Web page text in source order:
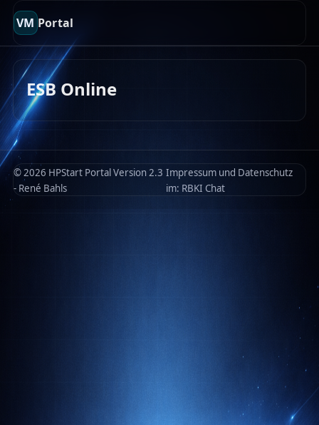
VM Portal
ESB Online
© 2026 HPStart Portal Version 2.3
- René Bahls
Impressum und Datenschutz
im: RBKI Chat